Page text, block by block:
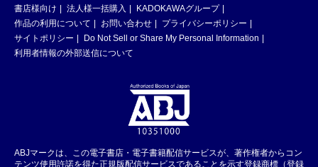
書店様向け
法人様一括購入
KADOKAWAグループ
作品の利用について
お問い合わせ
プライバシーポリシー
サイトポリシー
Do Not Sell or Share My Personal Information
利用者情報の外部送信について
ABJマークは、この電子書店・電子書籍配信サービスが、著作権者からコン
テンツ使用許諾を得た正規版配信サービスであることを示す登録商標（登録